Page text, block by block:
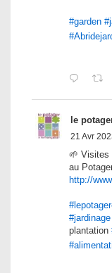
#garden
le
21 Avr
🌱 Visites
au
http://
#jardinage
plantation